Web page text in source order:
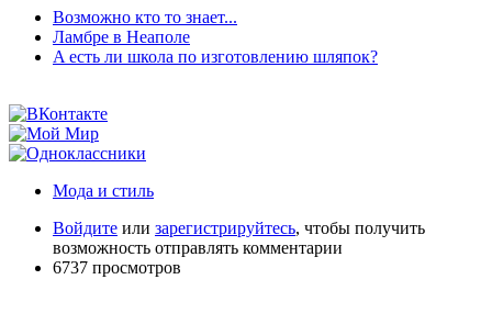
Возможно кто то знает...
Ламбре в Неаполе
A есть ли школа по изготовлению шляпок?
Мода и стиль
Войдите или зарегистрируйтесь, чтобы получить
возможность отправлять комментарии
6737 просмотров